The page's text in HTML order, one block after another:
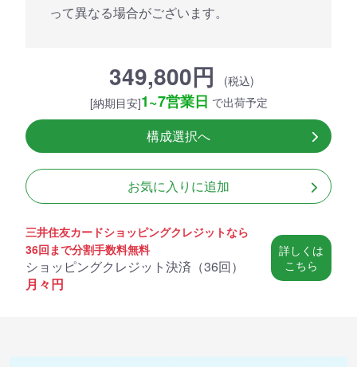
って異なる場合がございます。
349,800円
(税込)
[納期目安]1~7営業日 で出荷予定
構成選択へ
お気に入りに追加
三井住友カードショッピングクレジットなら
36回まで分割手数料無料
ショッピングクレジット決済（36回）
月々円
詳しくは
こちら